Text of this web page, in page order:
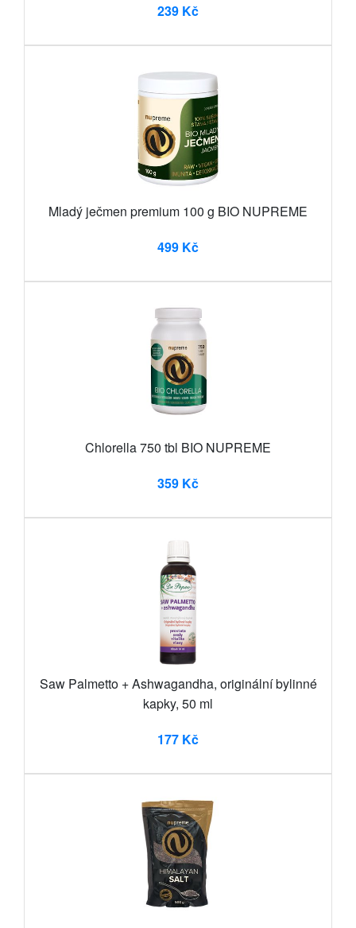
239 Kč
Mladý ječmen premium 100 g BIO NUPREME
499 Kč
Chlorella 750 tbl BIO NUPREME
359 Kč
Saw Palmetto + Ashwagandha, originální bylinné
kapky, 50 ml
177 Kč